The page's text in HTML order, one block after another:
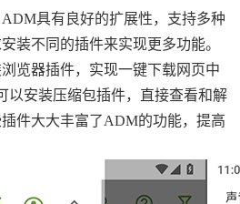
具有良好的扩展性，支持多种
装不同的插件来实现更多功能。
览器插件，实现一键下载网页中
以安装压缩包插件，直接查看和解
件大大丰富了ADM的功能，提高